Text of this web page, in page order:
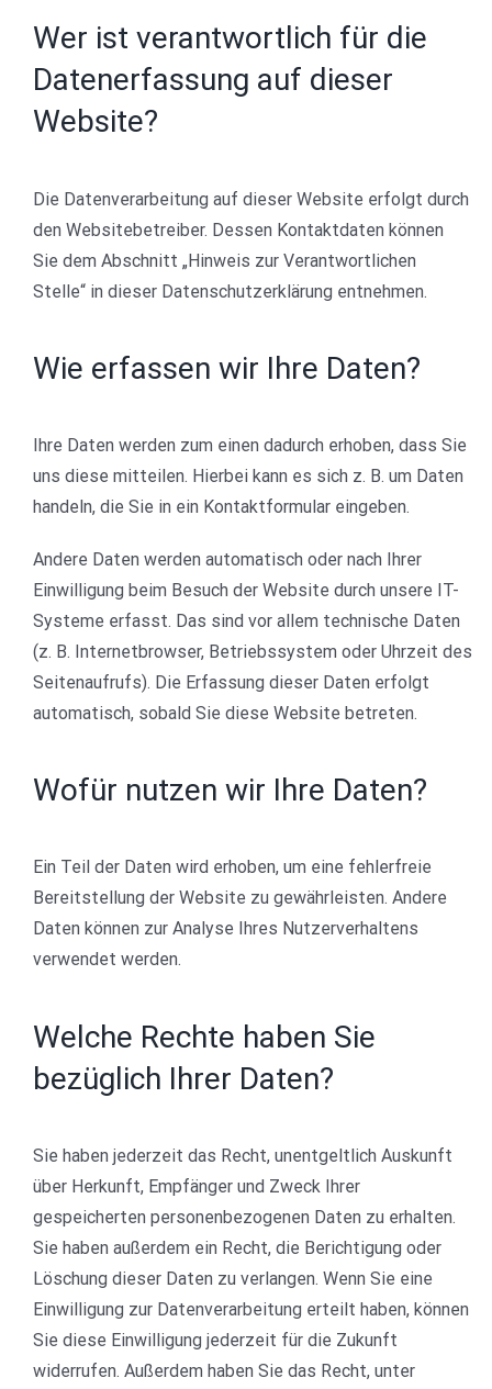
Wer ist verantwortlich für die
Datenerfassung auf dieser
Website?
Die Datenverarbeitung auf dieser Website erfolgt durch
den Websitebetreiber. Dessen Kontaktdaten können
Sie dem Abschnitt „Hinweis zur Verantwortlichen
Stelle“ in dieser Datenschutzerklärung entnehmen.
Wie erfassen wir Ihre Daten?
Ihre Daten werden zum einen dadurch erhoben, dass Sie
uns diese mitteilen. Hierbei kann es sich z. B. um Daten
handeln, die Sie in ein Kontaktformular eingeben.
Andere Daten werden automatisch oder nach Ihrer
Einwilligung beim Besuch der Website durch unsere IT-
Systeme erfasst. Das sind vor allem technische Daten
(z. B. Internetbrowser, Betriebssystem oder Uhrzeit des
Seitenaufrufs). Die Erfassung dieser Daten erfolgt
automatisch, sobald Sie diese Website betreten.
Wofür nutzen wir Ihre Daten?
Ein Teil der Daten wird erhoben, um eine fehlerfreie
Bereitstellung der Website zu gewährleisten. Andere
Daten können zur Analyse Ihres Nutzerverhaltens
verwendet werden.
Welche Rechte haben Sie
bezüglich Ihrer Daten?
Sie haben jederzeit das Recht, unentgeltlich Auskunft
über Herkunft, Empfänger und Zweck Ihrer
gespeicherten personenbezogenen Daten zu erhalten.
Sie haben außerdem ein Recht, die Berichtigung oder
Löschung dieser Daten zu verlangen. Wenn Sie eine
Einwilligung zur Datenverarbeitung erteilt haben, können
Sie diese Einwilligung jederzeit für die Zukunft
widerrufen. Außerdem haben Sie das Recht, unter